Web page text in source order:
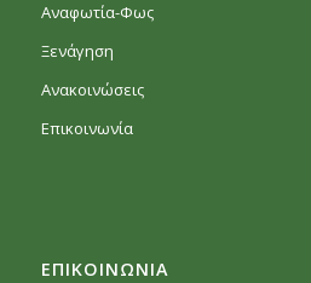
Αναφωτία-Φως
Ξενάγηση
Ανακοινώσεις
Επικοινωνία
ΕΠΙΚΟΙΝΩΝΙΑ